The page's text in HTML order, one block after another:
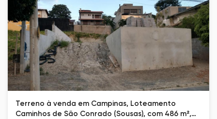
Terreno à venda em Campinas, Loteamento
Caminhos de São Conrado (Sousas), com 486 m²,